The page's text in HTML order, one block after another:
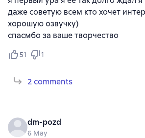
даже советую всем кто хочет
хорошую озвучку)
спасмбо за ваше творчество
51 1
2 comments
dm-pozd
6 May